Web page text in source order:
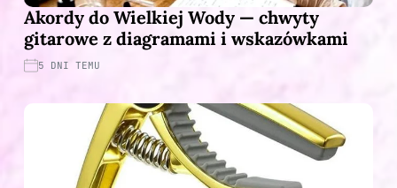
Akordy do Wielkiej Wody — chwyty
gitarowe z diagramami i wskazówkami
5 DNI TEMU